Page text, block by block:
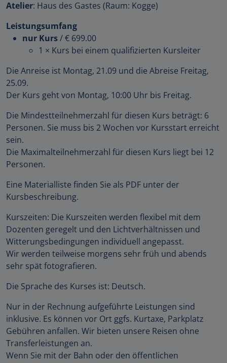
Atelier: Haus des Gastes (Raum: Kogge)
Leistungsumfang
nur Kurs/€ 699.00
1 × Kurs bei einem qualifizierten Kursleiter
Die Anreise ist Montag, 21.09 und die Abreise Freitag,
25.09.
Der Kurs geht von Montag, 10:00 Uhr bis Freitag.
Die Mindestteilnehmerzahl für diesen Kurs beträgt: 6
Personen. Sie muss bis 2 Wochen vor Kursstart erreicht
sein.
Die Maximalteilnehmerzahl für diesen Kurs liegt bei 12
Personen.
Eine Materialliste finden Sie als PDF unter der
Kursbeschreibung.
Kurszeiten: Die Kurszeiten werden flexibel mit dem
Dozenten geregelt und den Lichtverhältnissen und
Witterungsbedingungen individuell angepasst.
Wir werden teilweise morgens sehr früh und abends
sehr spät fotografieren.
Die Sprache des Kurses ist: Deutsch.
Nur in der Rechnung aufgeführte Leistungen sind
inklusive. Es können vor Ort ggfs. Kurtaxe, Parkplatz
Gebühren anfallen. Wir bieten unsere Reisen ohne
Transferleistungen an.
Wenn Sie mit der Bahn oder den öffentlichen